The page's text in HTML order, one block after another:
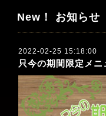
New！ お知らせ
2022-02-25 15:18:00
只今の期間限定メニ